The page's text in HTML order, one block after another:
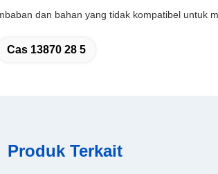
dan bahan yang tidak kompatibel untuk
Cas 13870 28 5
Produk Terkait